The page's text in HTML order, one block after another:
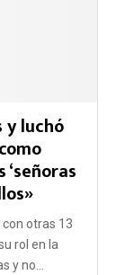
y luchó
otras 13
rol en la
y no...